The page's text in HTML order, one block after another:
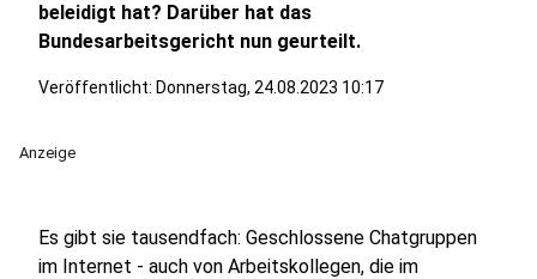
beleidigt hat? Darüber hat das
Bundesarbeitsgericht nun geurteilt.
Veröffentlicht: Donnerstag, 24.08.2023 10:17
Anzeige
Es gibt sie tausendfach: Geschlossene Chatgruppen
im Internet - auch von Arbeitskollegen, die im